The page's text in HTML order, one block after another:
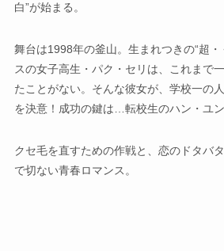
白”が始まる。
舞台は1998年の釜山。生まれつきの“超・
スの女子高生・パク・セリは、これまで
たことがない。そんな彼女が、学校一の
を決意！成功の鍵は…転校生のハン・ユ
クセ毛を直すための作戦と、恋のドタバ
で切ない青春ロマンス。